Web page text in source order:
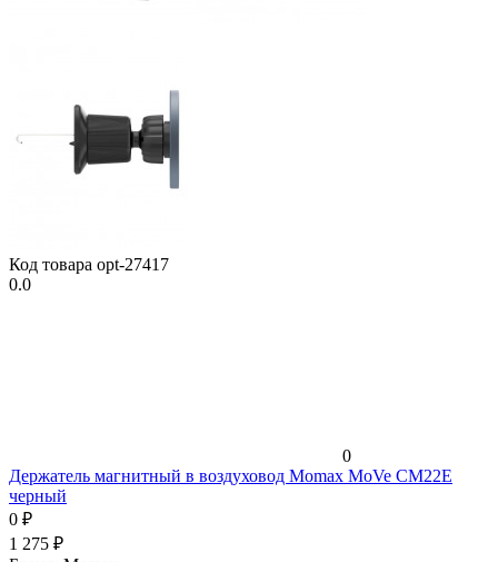
Код товара opt-27417
0.0
0
Держатель магнитный в воздуховод Momax MoVe CM22E
черный
0 ₽
1 275 ₽